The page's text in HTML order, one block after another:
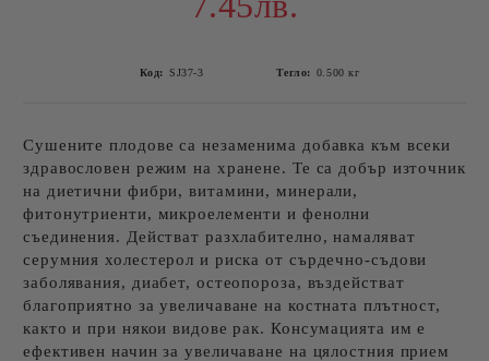
Код: SJ37-3 Тегло: 0.500 кг
Сушените плодове са незаменима добавка към всеки
здравословен режим на хранене. Те са добър източник
на диетични фибри, витамини, минерали,
фитонутриенти, микроелементи и фенолни
съединения. Действат разхлабително, намаляват
серумния холестерол и риска от сърдечно-съдови
заболявания, диабет, остеопороза, въздействат
благоприятно за увеличаване на костната плътност,
както и при някои видове рак. Консумацията им е
ефективен начин за увеличаване на цялостния прием